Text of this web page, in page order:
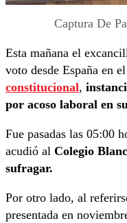
Captura De
Esta mañana el
voto desde España en
constitucional,
por acoso laboral en
Fue pasadas las 05:00
acudió al Colegio
sufragar.
Por otro lado, al
presentada en